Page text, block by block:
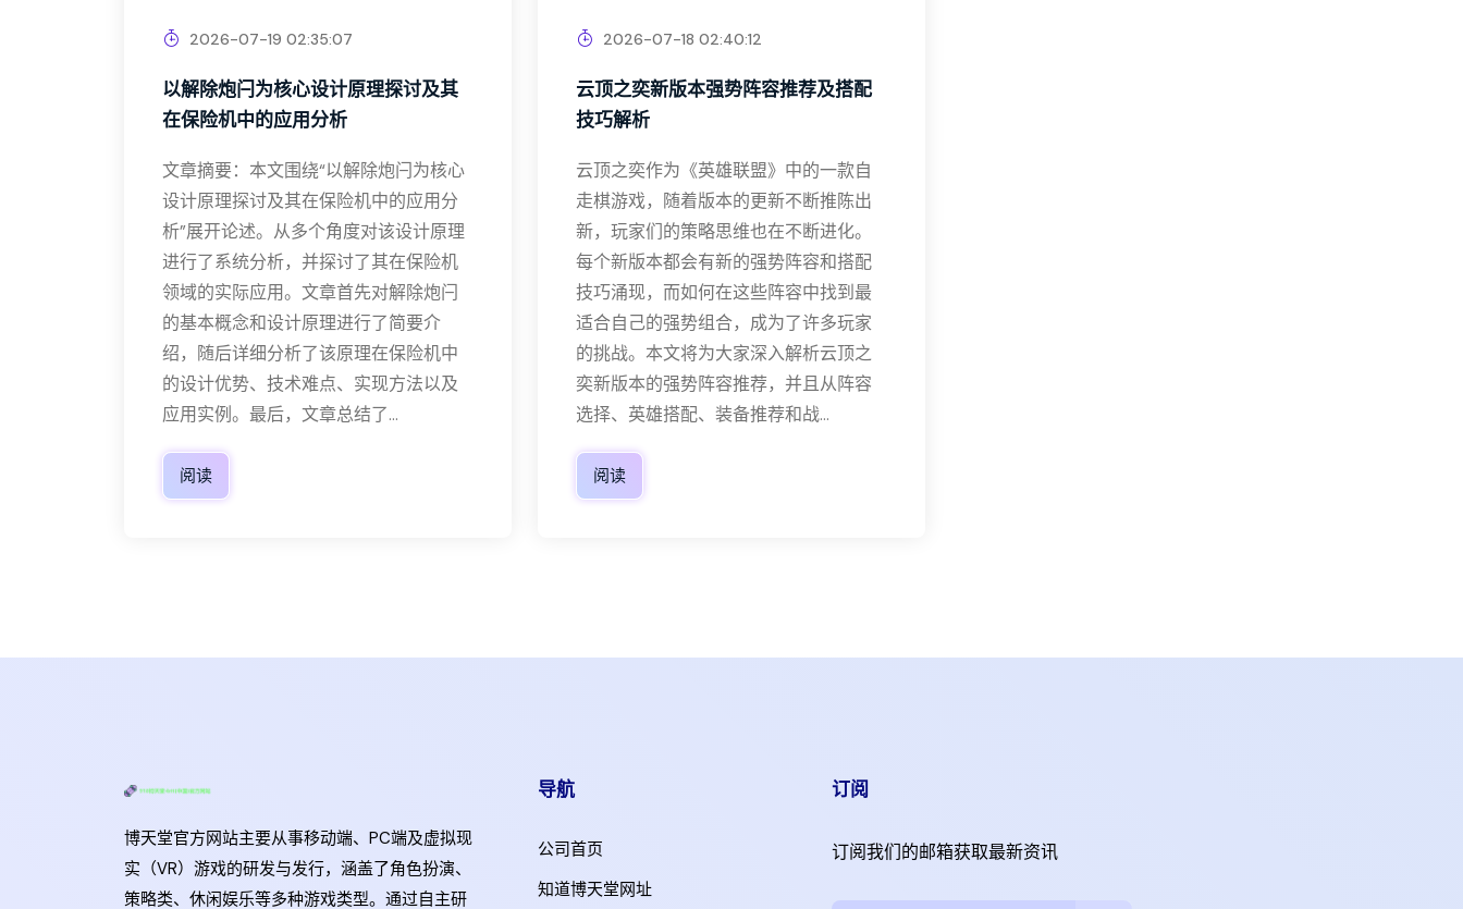
2026-07-19 02:35:07
以解除炮闩为核心设计原理探讨及其
在保险机中的应用分析
文章摘要：本文围绕“以解除炮闩为核心
设计原理探讨及其在保险机中的应用分
析”展开论述。从多个角度对该设计原理
进行了系统分析，并探讨了其在保险机
领域的实际应用。文章首先对解除炮闩
的基本概念和设计原理进行了简要介
绍，随后详细分析了该原理在保险机中
的设计优势、技术难点、实现方法以及
应用实例。最后，文章总结了...
阅读
2026-07-18 02:40:12
云顶之奕新版本强势阵容推荐及搭配
技巧解析
云顶之奕作为《英雄联盟》中的一款自
走棋游戏，随着版本的更新不断推陈出
新，玩家们的策略思维也在不断进化。
每个新版本都会有新的强势阵容和搭配
技巧涌现，而如何在这些阵容中找到最
适合自己的强势组合，成为了许多玩家
的挑战。本文将为大家深入解析云顶之
奕新版本的强势阵容推荐，并且从阵容
选择、英雄搭配、装备推荐和战...
阅读
博天堂官方网站主要从事移动端、PC端及虚拟现
实（VR）游戏的研发与发行，涵盖了角色扮演、
策略类、休闲娱乐等多种游戏类型。通过自主研
导航
公司首页
知道博天堂网址
订阅
订阅我们的邮箱获取最新资讯